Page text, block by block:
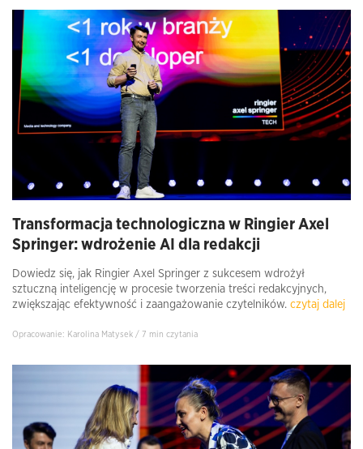
Transformacja technologiczna w Ringier Axel
Springer: wdrożenie AI dla redakcji
Dowiedz się, jak Ringier Axel Springer z sukcesem wdrożył
sztuczną inteligencję w procesie tworzenia treści redakcyjnych,
zwiększając efektywność i zaangażowanie czytelników. czytaj dalej
Opracowanie: Karolina Matysek / 7 min czytania